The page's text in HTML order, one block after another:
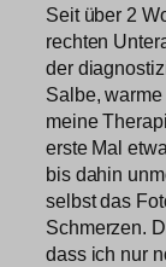
Seit über 2
rechten
der
Salbe,
meine
erste Mal
bis dahin
selbst das
Schmerzen.
dass ich nur